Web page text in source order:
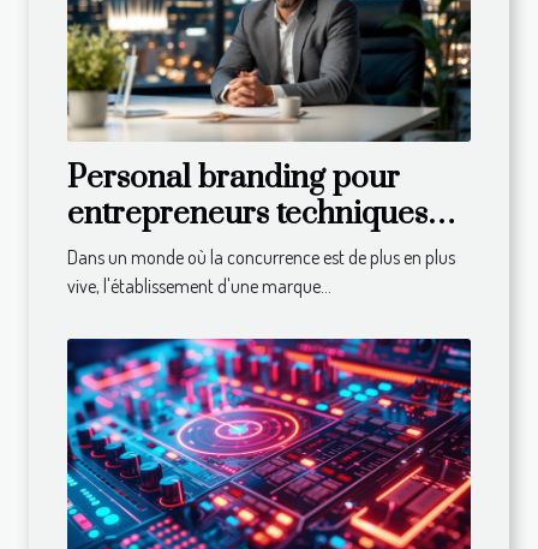
Personal branding pour
entrepreneurs techniques
pour établir une marque
personnelle puissante
Dans un monde où la concurrence est de plus en plus
vive, l'établissement d'une marque...